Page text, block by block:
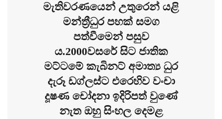
මැතිවරණයෙන් උතුරෙන් යළි
මන්ත්‍රීධුර පහක් සමග
පත්වීමෙන් පසුව
ය.2000වසරේ සිට ජාතික
මට්ටමේ කැබිනට් අමාත්‍ය ධුර
දැරූ ඩග්ලස්ට එරෙහිව වංචා
දූෂණ චෝදනා ඉදිරිපත් වුණේ
නැත ඔහු සිංහල දෙමළ